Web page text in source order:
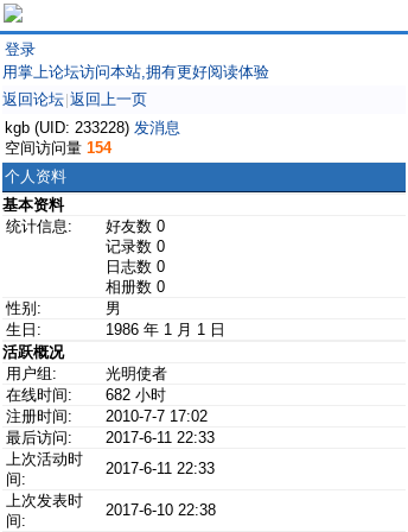
登录
用掌上论坛访问本站,拥有更好阅读体验
返回论坛 返回上一页
kgb (UID: 233228) 发消息
空间访问量 154
个人资料
基本资料
统计信息:
好友数 0
记录数 0
日志数 0
相册数 0
性别:
男
生日:
1986 年 1 月 1 日
活跃概况
用户组:
光明使者
在线时间:
682 小时
注册时间:
2010-7-7 17:02
最后访问:
2017-6-11 22:33
上次活动时
间:
2017-6-11 22:33
上次发表时
间:
2017-6-10 22:38